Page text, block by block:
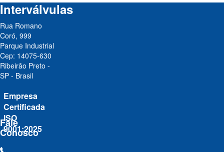
Interválvulas
Rua Romano
Coró, 999
Parque Industrial
Cep: 14075-630
Ribeirão Preto -
SP - Brasil
Empresa
Certificada
ISO
9001:2025
Fale
Conosco